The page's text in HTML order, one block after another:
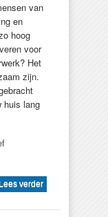
van
en
hoog
voor
Het
zijn.
huis lang
Lees verder